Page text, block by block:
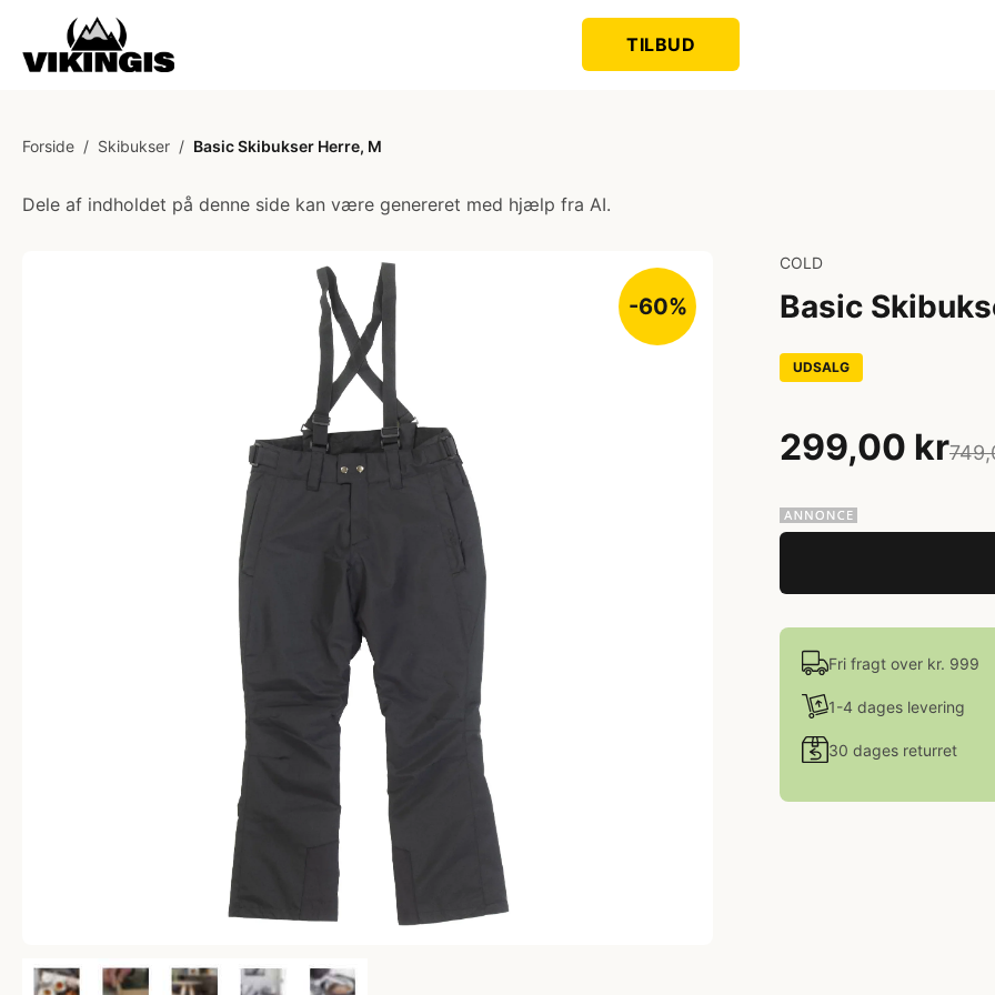
TILBUD
Forside / Skibukser / Basic Skibukser Herre, M
Dele af indholdet på denne side kan være genereret med hjælp fra AI.
-60%
COLD
Basic
UDSALG
299,00 kr
Fri fragt over kr. 999
1-4 dages levering
30 dages returret